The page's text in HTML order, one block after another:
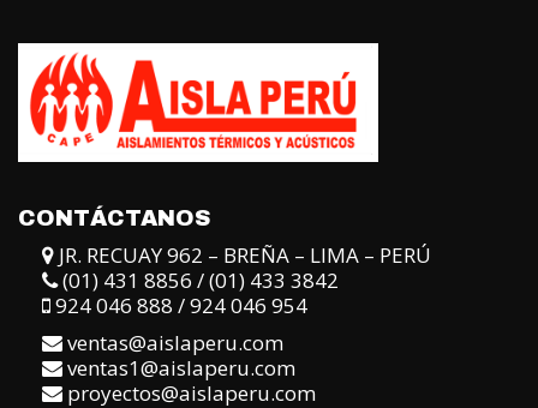
CONTÁCTANOS
JR. RECUAY 962 – BREÑA – LIMA – PERÚ
(01) 431 8856 / (01) 433 3842
924 046 888 / 924 046 954
ventas@aislaperu.com
ventas1@aislaperu.com
proyectos@aislaperu.com